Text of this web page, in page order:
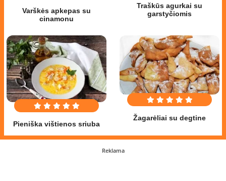
Varškės apkepas su
cinamonu
Traškūs agurkai su
garstyčiomis
Pieniška vištienos sriuba
Žagarėliai su degtine
Reklama